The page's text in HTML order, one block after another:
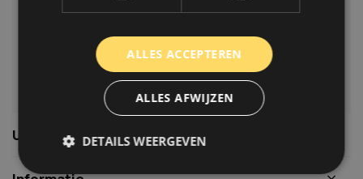
06-39119169
Usefull links
ALLES ACCEPTEREN
ALLES AFWIJZEN
DETAILS WEERGEVEN